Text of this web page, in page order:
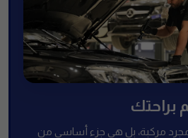
براحتك
مركبة، بل هي جزء أساسي من